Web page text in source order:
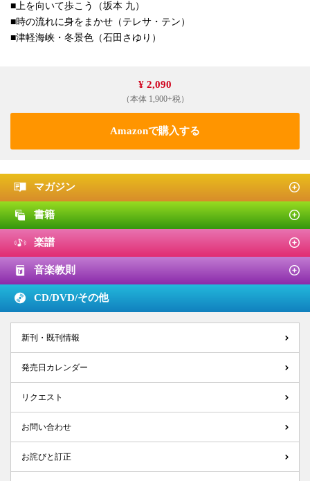
■上を向いて歩こう（坂本 九）
■時の流れに身をまかせ（テレサ・テン）
■津軽海峡・冬景色（石田さゆり）
¥ 2,090
（本体 1,900+税）
Amazonで購入する
マガジン
書籍
楽譜
音楽教則
CD/DVD/その他
新刊・既刊情報
発売日カレンダー
リクエスト
お問い合わせ
お詫びと訂正